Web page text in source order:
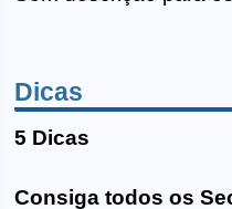
Dicas
5 Dicas
Consiga todos os